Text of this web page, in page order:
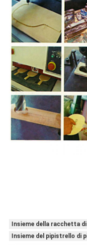
Insieme della racchetta
Insieme del pipistrello di